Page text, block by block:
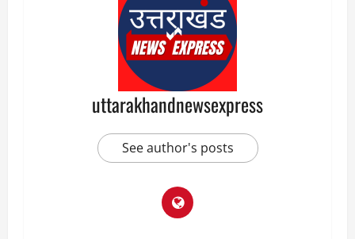
uttarakhandnewsexpress
See author's posts